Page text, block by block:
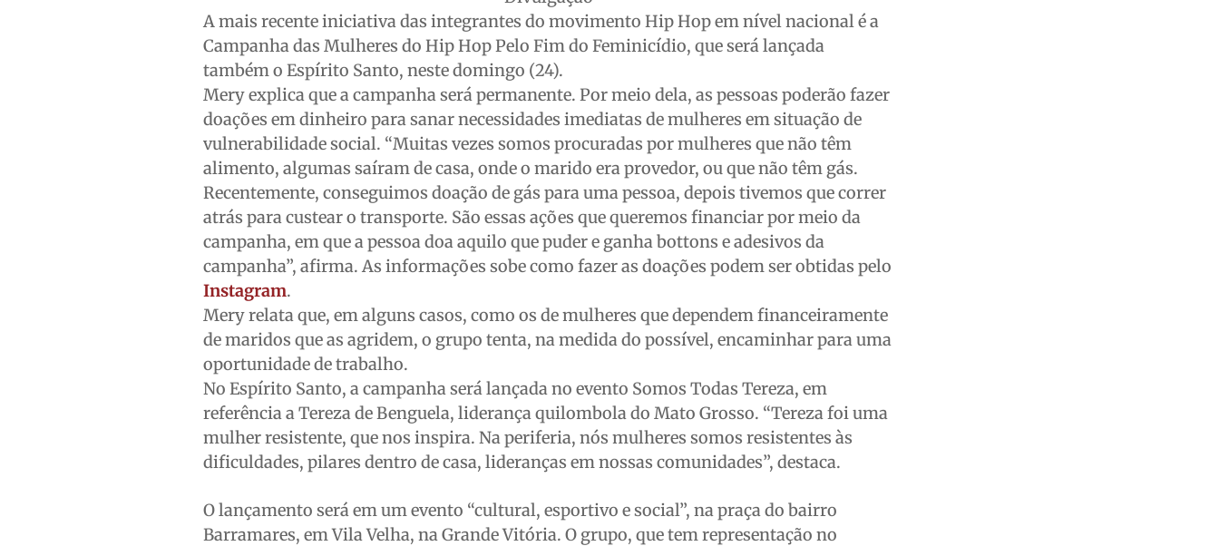
A mais recente iniciativa das integrantes do movimento Hip Hop em nível nacional é a
Campanha das Mulheres do Hip Hop Pelo Fim do Feminicídio, que será lançada
também o Espírito Santo, neste domingo (24).
Mery explica que a campanha será permanente. Por meio dela, as pessoas poderão fazer
doações em dinheiro para sanar necessidades imediatas de mulheres em situação de
vulnerabilidade social. “Muitas vezes somos procuradas por mulheres que não têm
alimento, algumas saíram de casa, onde o marido era provedor, ou que não têm gás.
Recentemente, conseguimos doação de gás para uma pessoa, depois tivemos que correr
atrás para custear o transporte. São essas ações que queremos financiar por meio da
campanha, em que a pessoa doa aquilo que puder e ganha bottons e adesivos da
campanha”, afirma. As informações sobe como fazer as doações podem ser obtidas pelo
Instagram.
Mery relata que, em alguns casos, como os de mulheres que dependem financeiramente
de maridos que as agridem, o grupo tenta, na medida do possível, encaminhar para uma
oportunidade de trabalho.
No Espírito Santo, a campanha será lançada no evento Somos Todas Tereza, em
referência a Tereza de Benguela, liderança quilombola do Mato Grosso. “Tereza foi uma
mulher resistente, que nos inspira. Na periferia, nós mulheres somos resistentes às
dificuldades, pilares dentro de casa, lideranças em nossas comunidades”, destaca.
O lançamento será em um evento “cultural, esportivo e social”, na praça do bairro
Barramares, em Vila Velha, na Grande Vitória.O grupo, que tem representação no